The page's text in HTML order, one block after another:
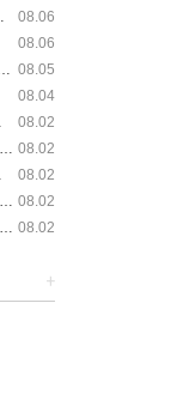
08.06
08.06
08.05
08.04
08.02
08.02
08.02
08.02
08.02
+